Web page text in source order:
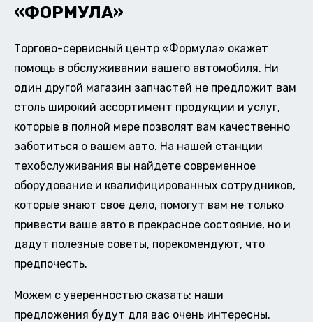
«ФОРМУЛА»
Торгово-сервисный центр «Формула» окажет
помощь в обслуживании вашего автомобиля. Ни
один другой магазин запчастей не предложит вам
столь широкий ассортимент продукции и услуг,
которые в полной мере позволят вам качественно
заботиться о вашем авто. На нашей станции
техобслуживания вы найдете современное
оборудование и квалифицированных сотрудников,
которые знают свое дело, помогут вам не только
привести ваше авто в прекрасное состояние, но и
дадут полезные советы, порекомендуют, что
предпочесть.
Можем с уверенностью сказать: наши
предложения будут для вас очень интересны.